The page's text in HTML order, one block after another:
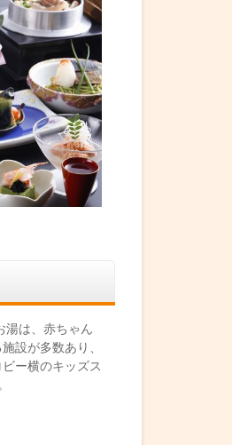
湯は、赤ちゃん
設が多数あり、
ー横のキッズス